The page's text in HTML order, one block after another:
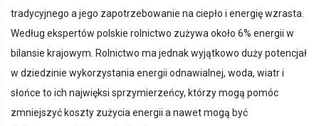
tradycyjnego a jego zapotrzebowanie na ciepło i energię wzrasta.
Według ekspertów polskie rolnictwo zużywa około 6% energii w
bilansie krajowym. Rolnictwo ma jednak wyjątkowo duży potencjał
w dziedzinie wykorzystania energii odnawialnej, woda, wiatr i
słońce to ich najwięksi sprzymierzeńcy, którzy mogą pomóc
zmniejszyć koszty zużycia energii a nawet mogą być